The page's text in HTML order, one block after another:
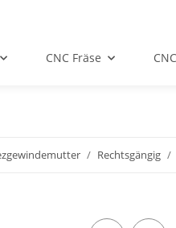
CNC Fräse
Rechtsgängig